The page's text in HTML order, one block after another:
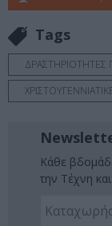
Tags
ΔΡΑΣΤΗΡΙΟΤΗΤΕΣ
Κάθε
την Τέχνη